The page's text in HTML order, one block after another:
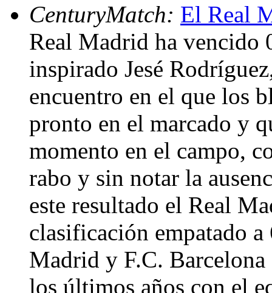
CenturyMatch: El Real
Real Madrid ha vencido
inspirado Jesé
encuentro en el que los
pronto en el marcado y
momento en el campo,
rabo y sin notar la
este resultado el Real
clasificación empatado
Madrid y F.C. Barcelona
los últimos años con el